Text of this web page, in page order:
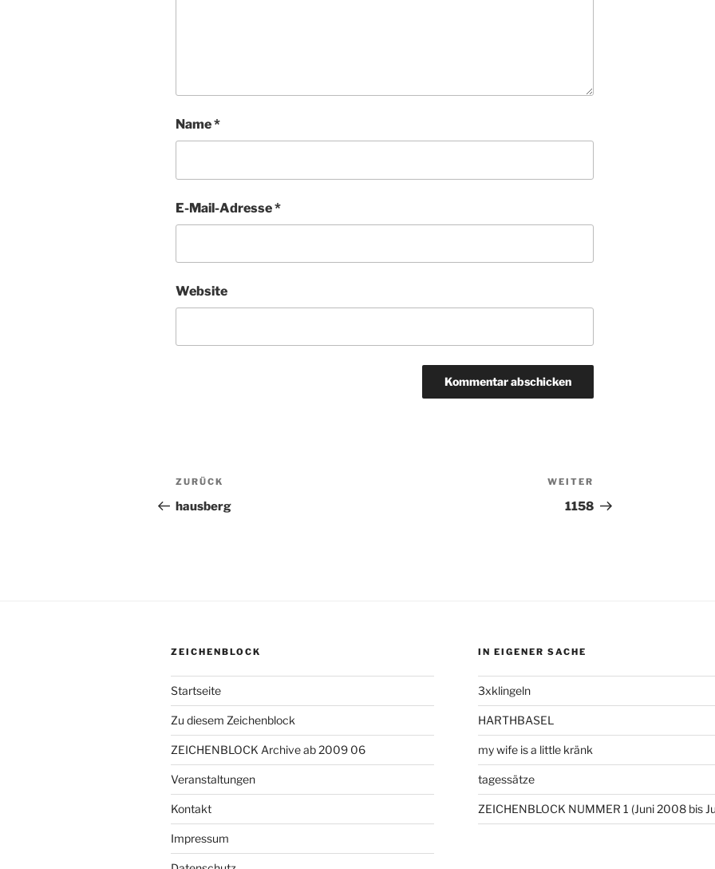
Name*
E-Mail-Adresse*
Website
Beitragsnavigation
Vorheriger
Beitrag
ZURÜCK
hausberg
Beitrag
WEITER
1158
ZEICHENBLOCK
Startseite
Zu diesem Zeichenblock
ZEICHENBLOCK Archive ab 2009 06
Veranstaltungen
Kontakt
Impressum
IN EIGENER SACHE
3xklingeln
HARTHBASEL
my wife is a little kränk
tagessätze
ZEICHENBLOCK NUMMER 1 (Juni 2008 bis